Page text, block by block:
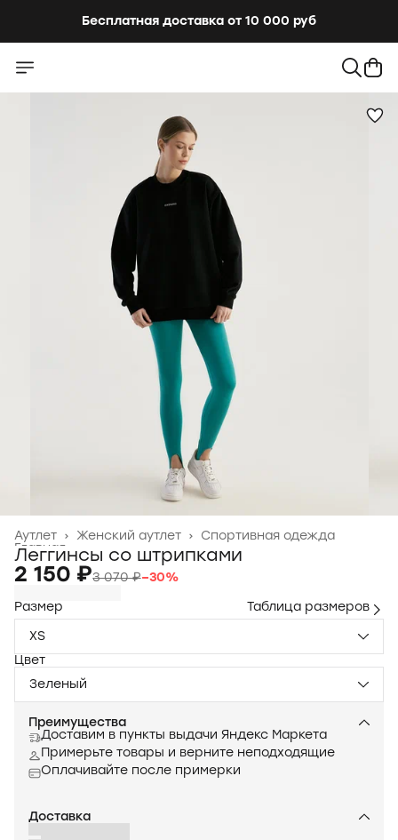
Бесплатная доставка от 10 000 руб
Спортивная одежда
Женский аутлет ›
Аутлет ›
Главная ›
Леггинсы со штрипками
2 150 ₽3 070 ₽−30%
Размер
Таблица размеров
XS
Цвет
Зеленый
Преимущества
Доставим в пункты выдачи Яндекс Маркета
Примерьте товары и верните неподходящие
Оплачивайте после примерки
Доставка